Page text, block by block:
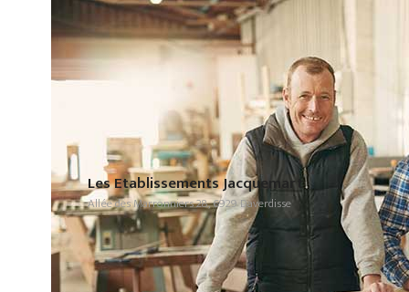
Les Etablissements Jacquemart
Allée des Marronniers 28, 6929 Daverdisse